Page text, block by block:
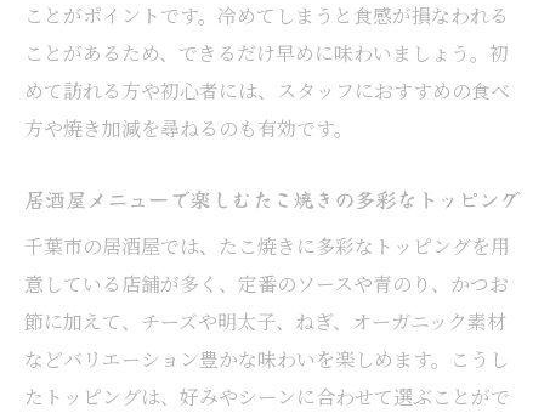
ことがポイントです。冷めてしまうと食感が損なわれる
ことがあるため、できるだけ早めに味わいましょう。初
めて訪れる方や初心者には、スタッフにおすすめの食べ
方や焼き加減を尋ねるのも有効です。
居酒屋メニューで楽しむたこ焼きの多彩なトッピング
千葉市の居酒屋では、たこ焼きに多彩なトッピングを用
意している店舗が多く、定番のソースや青のり、かつお
節に加えて、チーズや明太子、ねぎ、オーガニック素材
などバリエーション豊かな味わいを楽しめます。こうし
たトッピングは、好みやシーンに合わせて選ぶことがで